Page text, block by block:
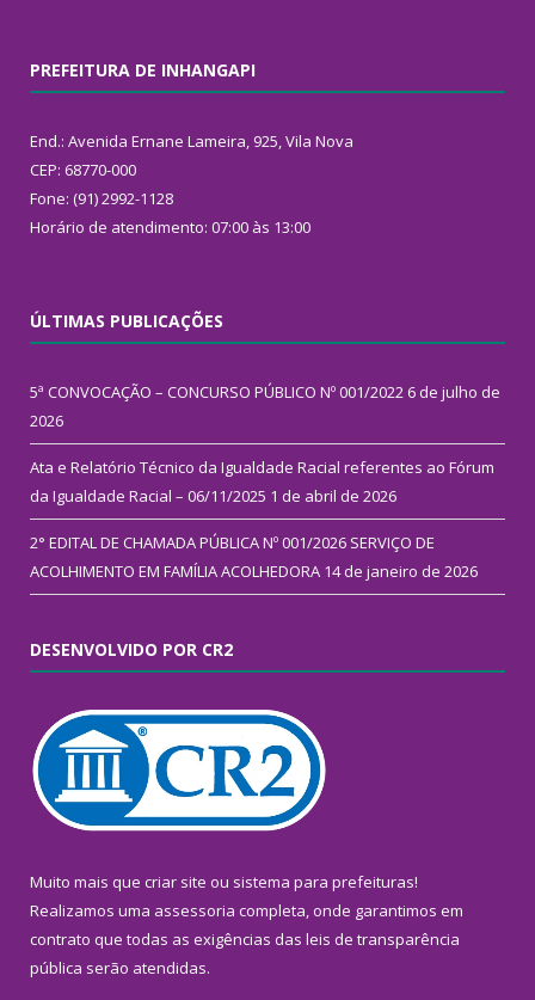
PREFEITURA DE INHANGAPI
End.: Avenida Ernane Lameira, 925, Vila Nova
CEP: 68770-000
Fone: (91) 2992-1128
Horário de atendimento: 07:00 às 13:00
ÚLTIMAS PUBLICAÇÕES
5ª CONVOCAÇÃO – CONCURSO PÚBLICO Nº 001/2022 6 de julho de
2026
Ata e Relatório Técnico da Igualdade Racial referentes ao Fórum
da Igualdade Racial – 06/11/2025 1 de abril de 2026
2° EDITAL DE CHAMADA PÚBLICA Nº 001/2026 SERVIÇO DE
ACOLHIMENTO EM FAMÍLIA ACOLHEDORA 14 de janeiro de 2026
DESENVOLVIDO POR CR2
Muito mais que criar site ou sistema para prefeituras!
Realizamos uma assessoria completa, onde garantimos em
contrato que todas as exigências das leis de transparência
pública serão atendidas.